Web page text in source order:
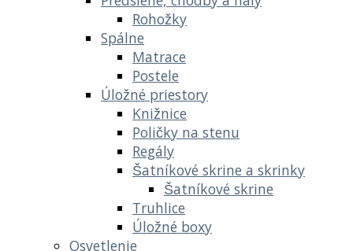
Rohožky
Spálne
Matrace
Postele
Úložné priestory
Knižnice
Poličky na stenu
Regály
Šatníkové skrine a skrinky
Šatníkové skrine
Truhlice
Úložné boxy
Osvetlenie